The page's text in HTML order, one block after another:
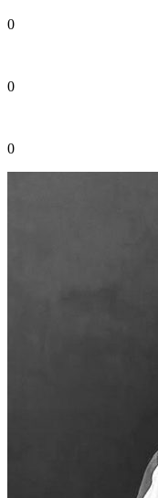
0
0
0